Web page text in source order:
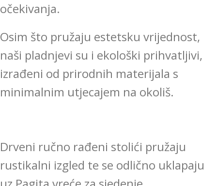
očekivanja.
Osim što pružaju estetsku vrijednost,
naši pladnjevi su i ekološki prihvatljivi,
izrađeni od prirodnih materijala s
minimalnim utjecajem na okoliš.
Drveni ručno rađeni stolići pružaju
rustikalni izgled te se odlično uklapaju